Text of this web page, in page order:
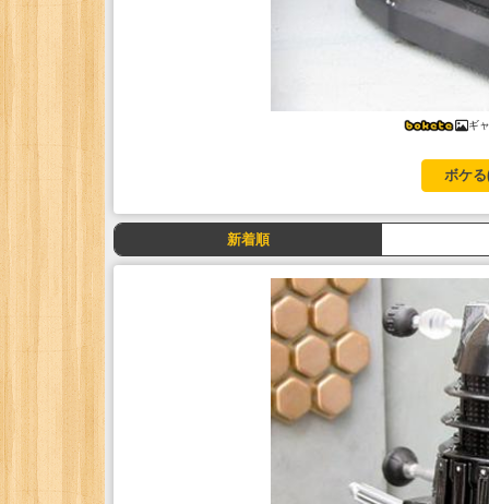
ギ
ボケる
新着順